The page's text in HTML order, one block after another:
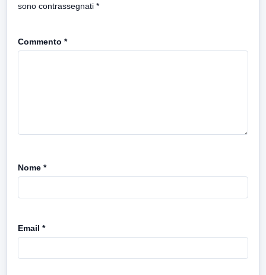
sono contrassegnati *
Commento *
Nome *
Email *